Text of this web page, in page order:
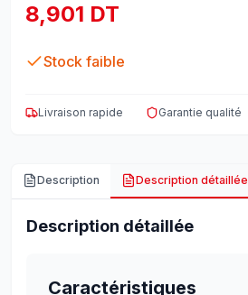
8,901 DT
Stock faible
Livraison rapide Garantie qualité
Description Description détaillée
Description détaillée
Caractéristiques